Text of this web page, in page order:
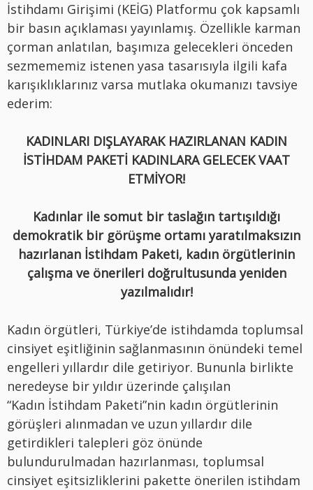
İstihdamı Girişimi (KEİG) Platformu çok kapsamlı
bir basın açıklaması yayınlamış. Özellikle karman
çorman anlatılan, başımıza gelecekleri önceden
sezmememiz istenen yasa tasarısıyla ilgili kafa
karışıklıklarınız varsa mutlaka okumanızı tavsiye
ederim:
KADINLARI DIŞLAYARAK HAZIRLANAN KADIN
İSTİHDAM PAKETİ KADINLARA GELECEK VAAT
ETMİYOR!
Kadınlar ile somut bir taslağın tartışıldığı
demokratik bir görüşme ortamı yaratılmaksızın
hazırlanan İstihdam Paketi, kadın örgütlerinin
çalışma ve önerileri doğrultusunda yeniden
yazılmalıdır!
Kadın örgütleri, Türkiye’de istihdamda toplumsal
cinsiyet eşitliğinin sağlanmasının önündeki temel
engelleri yıllardır dile getiriyor. Bununla birlikte
neredeyse bir yıldır üzerinde çalışılan
“Kadın İstihdam Paketi”nin kadın örgütlerinin
görüşleri alınmadan ve uzun yıllardır dile
getirdikleri talepleri göz önünde
bulundurulmadan hazırlanması, toplumsal
cinsiyet eşitsizliklerini pakette önerilen istihdam